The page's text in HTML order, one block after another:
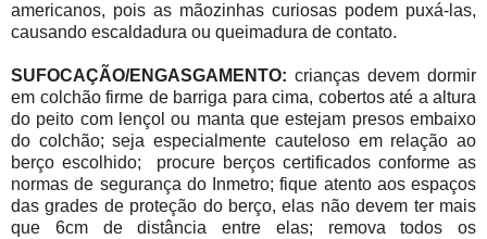
americanos, pois as mãozinhas curiosas podem puxá-las,
causando escaldadura ou queimadura de contato.
SUFOCAÇÃO/ENGASGAMENTO: crianças devem dormir
em colchão firme de barriga para cima, cobertos até a altura
do peito com lençol ou manta que estejam presos embaixo
do colchão; seja especialmente cauteloso em relação ao
berço escolhido; procure berços certificados conforme as
normas de segurança do Inmetro; fique atento aos espaços
das grades de proteção do berço, elas não devem ter mais
que 6cm de distância entre elas; remova todos os